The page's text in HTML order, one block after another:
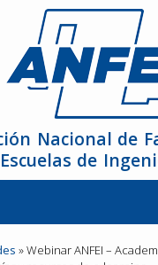
Nacional de
Escuelas de
»Webinar ANFEI –